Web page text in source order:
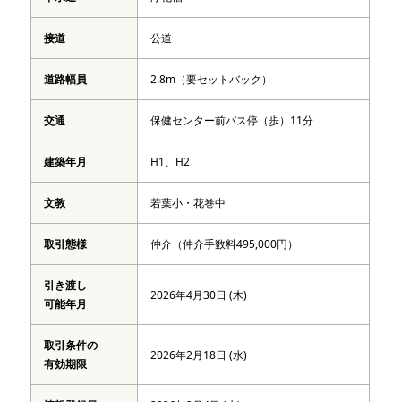
接道 公道
道路幅員 2.8m（要セットバック）
交通 保健センター前バス停（歩）11分
建築年月 H1、H2
文教 若葉小・花巻中
取引態様 仲介（仲介手数料495,000円）
引き渡し
可能年月
2026年4月30日 (木)
取引条件の
有効期限
2026年2月18日 (水)